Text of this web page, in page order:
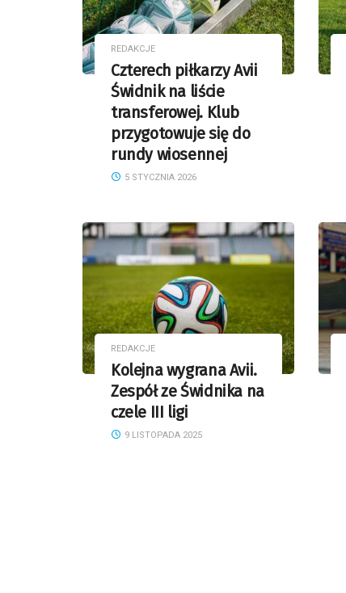
REDAKCJE
Czterech piłkarzy Avii
Świdnik na liście
transferowej. Klub
przygotowuje się do
rundy wiosennej
5 STYCZNIA 2026
REDAKCJE
Kolejna wygrana Avii.
Zespół ze Świdnika na
czele III ligi
9 LISTOPADA 2025